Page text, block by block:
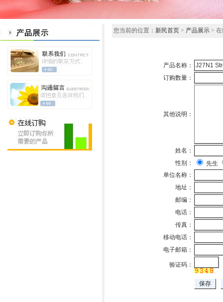
您当前的位置： 新民首页 > 产品展示 >
产品名称：
订购数量：
其他说明：
姓名：
性别：
先生
单位名称：
地址：
邮编：
电话：
传真：
移动电话：
电子邮箱：
验证码：